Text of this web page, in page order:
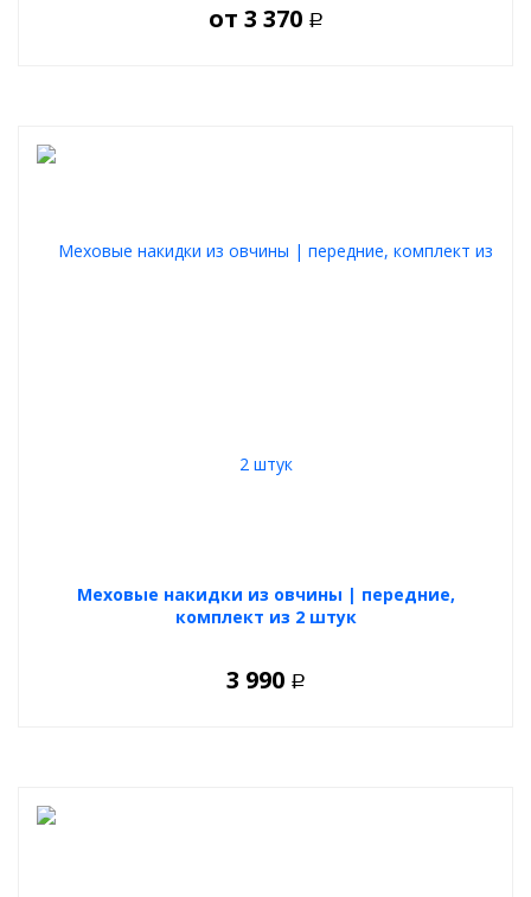
от 3 370 Р
Меховые накидки из овчины | передние,
комплект из 2 штук
3 990 Р